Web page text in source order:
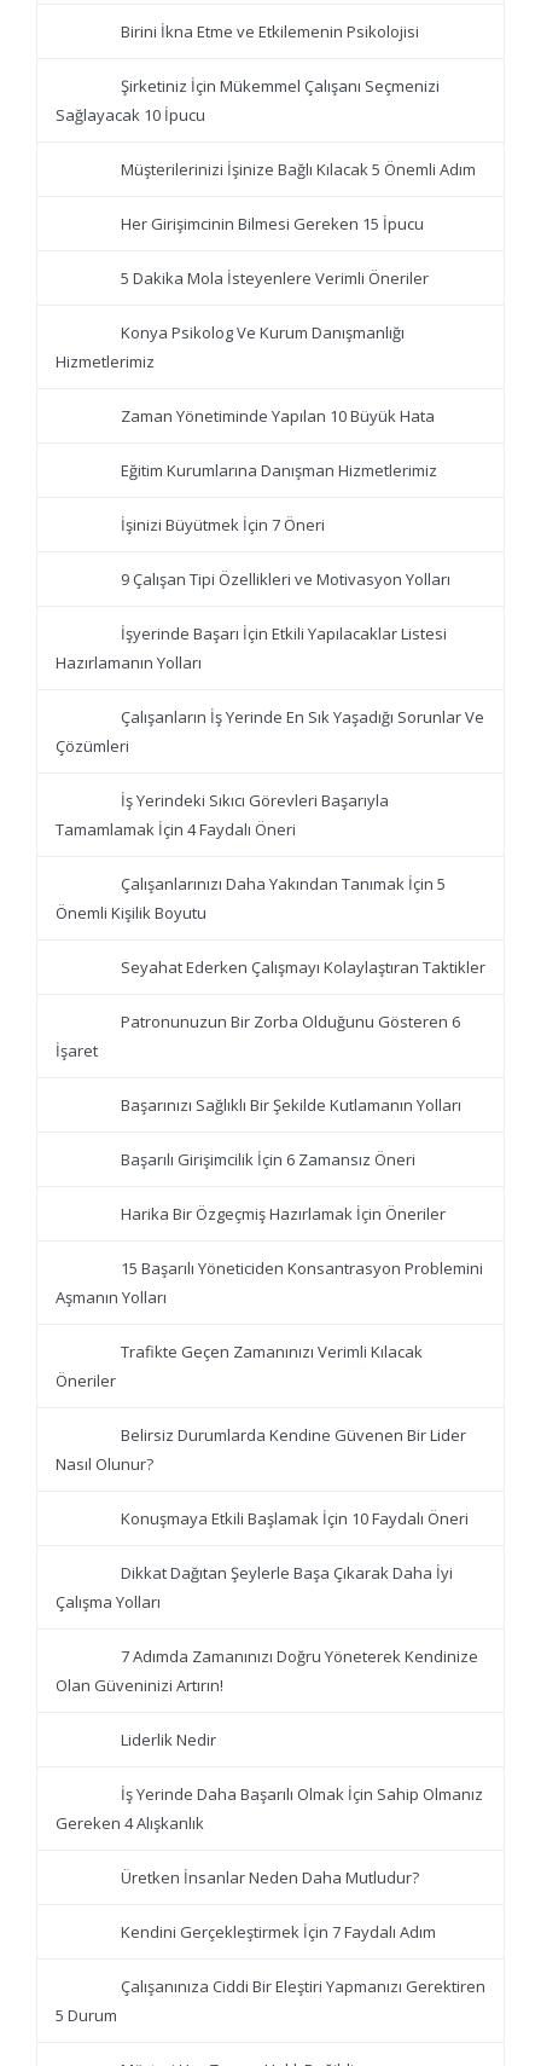
Birini İkna Etme ve Etkilemenin Psikolojisi
Şirketiniz İçin Mükemmel Çalışanı Seçmenizi
Sağlayacak 10 İpucu
Müşterilerinizi İşinize Bağlı Kılacak 5 Önemli Adım
Her Girişimcinin Bilmesi Gereken 15 İpucu
5 Dakika Mola İsteyenlere Verimli Öneriler
Konya Psikolog Ve Kurum Danışmanlığı
Hizmetlerimiz
Zaman Yönetiminde Yapılan 10 Büyük Hata
Eğitim Kurumlarına Danışman Hizmetlerimiz
İşinizi Büyütmek İçin 7 Öneri
9 Çalışan Tipi Özellikleri ve Motivasyon Yolları
İşyerinde Başarı İçin Etkili Yapılacaklar Listesi
Hazırlamanın Yolları
Çalışanların İş Yerinde En Sık Yaşadığı Sorunlar Ve
Çözümleri
İş Yerindeki Sıkıcı Görevleri Başarıyla
Tamamlamak İçin 4 Faydalı Öneri
Çalışanlarınızı Daha Yakından Tanımak İçin 5
Önemli Kişilik Boyutu
Seyahat Ederken Çalışmayı Kolaylaştıran Taktikler
Patronunuzun Bir Zorba Olduğunu Gösteren 6
İşaret
Başarınızı Sağlıklı Bir Şekilde Kutlamanın Yolları
Başarılı Girişimcilik İçin 6 Zamansız Öneri
Harika Bir Özgeçmiş Hazırlamak İçin Öneriler
15 Başarılı Yöneticiden Konsantrasyon Problemini
Aşmanın Yolları
Trafikte Geçen Zamanınızı Verimli Kılacak
Öneriler
Belirsiz Durumlarda Kendine Güvenen Bir Lider
Nasıl Olunur?
Konuşmaya Etkili Başlamak İçin 10 Faydalı Öneri
Dikkat Dağıtan Şeylerle Başa Çıkarak Daha İyi
Çalışma Yolları
7 Adımda Zamanınızı Doğru Yöneterek Kendinize
Olan Güveninizi Artırın!
Liderlik Nedir
İş Yerinde Daha Başarılı Olmak İçin Sahip Olmanız
Gereken 4 Alışkanlık
Üretken İnsanlar Neden Daha Mutludur?
Kendini Gerçekleştirmek İçin 7 Faydalı Adım
Çalışanınıza Ciddi Bir Eleştiri Yapmanızı Gerektiren
5 Durum